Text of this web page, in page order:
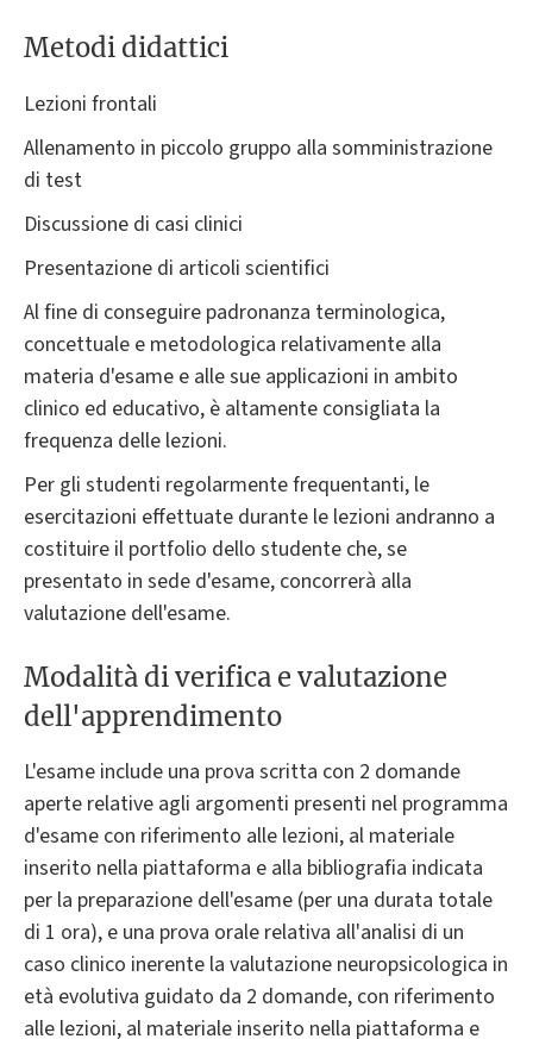
Metodi didattici
Lezioni frontali
Allenamento in piccolo gruppo alla somministrazione
di test
Discussione di casi clinici
Presentazione di articoli scientifici
Al fine di conseguire padronanza terminologica,
concettuale e metodologica relativamente alla
materia d'esame e alle sue applicazioni in ambito
clinico ed educativo, è altamente consigliata la
frequenza delle lezioni.
Per gli studenti regolarmente frequentanti, le
esercitazioni effettuate durante le lezioni andranno a
costituire il portfolio dello studente che, se
presentato in sede d'esame, concorrerà alla
valutazione dell'esame.
Modalità di verifica e valutazione
dell'apprendimento
L'esame include una prova scritta con 2 domande
aperte relative agli argomenti presenti nel programma
d'esame con riferimento alle lezioni, al materiale
inserito nella piattaforma e alla bibliografia indicata
per la preparazione dell'esame (per una durata totale
di 1 ora), e una prova orale relativa all'analisi di un
caso clinico inerente la valutazione neuropsicologica in
età evolutiva guidato da 2 domande, con riferimento
alle lezioni, al materiale inserito nella piattaforma e